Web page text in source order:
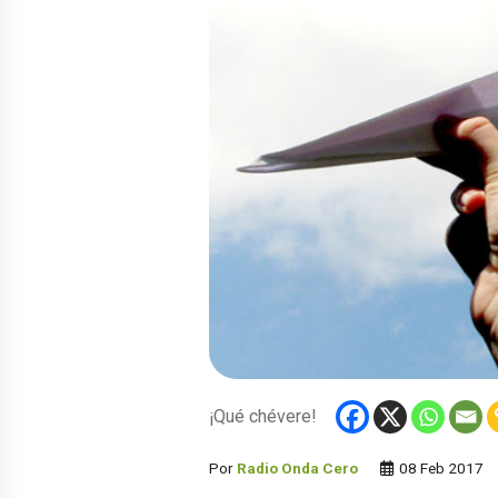
¡Qué chévere!
Por Radio Onda Cero 08 Feb 2017